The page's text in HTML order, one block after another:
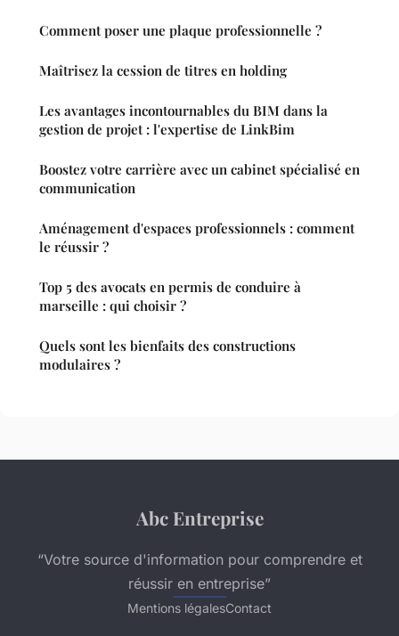
Comment poser une plaque professionnelle ?
Maîtrisez la cession de titres en holding
Les avantages incontournables du BIM dans la
gestion de projet : l'expertise de LinkBim
Boostez votre carrière avec un cabinet spécialisé en
communication
Aménagement d'espaces professionnels : comment
le réussir ?
Top 5 des avocats en permis de conduire à
marseille : qui choisir ?
Quels sont les bienfaits des constructions
modulaires ?
Abc Entreprise
“Votre source d'information pour comprendre et
réussir en entreprise”
Mentions légalesContact